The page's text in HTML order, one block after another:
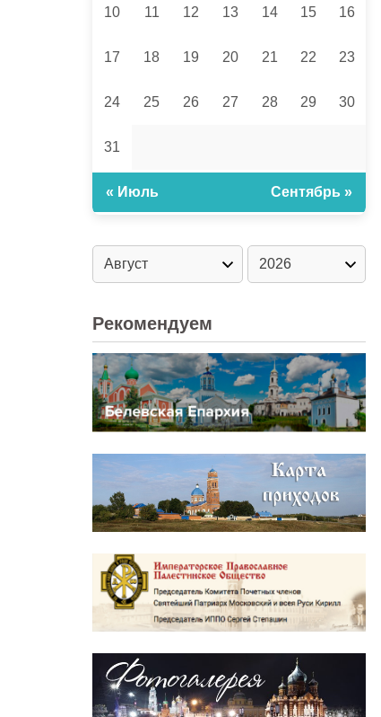
10 11 12 13 14 15 16
17 18 19 20 21 22 23
24 25 26 27 28 29 30
31
« Июль Сентябрь »
Рекомендуем